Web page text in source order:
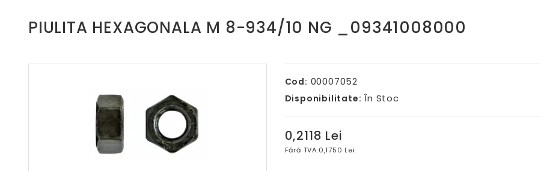
PIULITA HEXAGONALA M 8-934/10 NG _09341008000
Cod: 00007052
Disponibilitate: În Stoc
0,2118 Lei
Fără TVA:0,1750 Lei